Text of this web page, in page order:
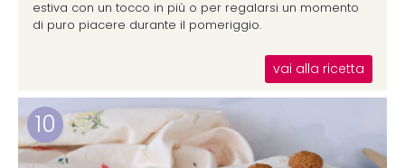
estiva con un tocco in più o per regalarsi un momento
di puro piacere durante il pomeriggio.
vai alla ricetta
10